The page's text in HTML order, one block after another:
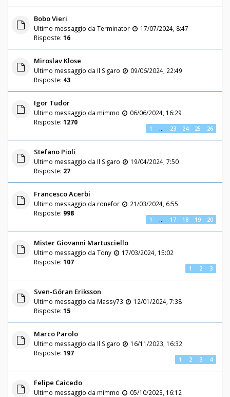
Bobo Vieri
Ultimo messaggio da Terminator
17/07/2024, 8:47
Risposte: 16
Miroslav Klose
Ultimo messaggio da Il Sigaro
09/06/2024, 22:49
Risposte: 43
Igor Tudor
Ultimo messaggio da mimmo
06/06/2024, 16:29
Risposte: 1270
1 … 23 24 25 26
Stefano Pioli
Ultimo messaggio da Il Sigaro
19/04/2024, 7:50
Risposte: 27
Francesco Acerbi
Ultimo messaggio da ronefor
21/03/2024, 6:55
Risposte: 998
1 … 17 18 19 20
Mister Giovanni Martusciello
Ultimo messaggio da Tony
17/03/2024, 15:02
Risposte: 107
1 2 3
Sven-Göran Eriksson
Ultimo messaggio da Massy73
12/01/2024, 7:38
Risposte: 15
Marco Parolo
Ultimo messaggio da Il Sigaro
16/11/2023, 16:32
Risposte: 197
1 2 3 4
Felipe Caicedo
Ultimo messaggio da mimmo
05/10/2023, 16:12